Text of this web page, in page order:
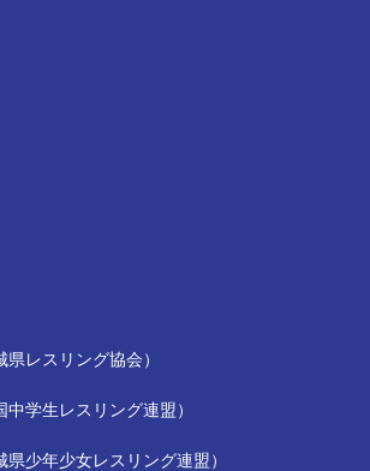
レスリング協会）
学生レスリング連盟）
県少年少女レスリング連盟）